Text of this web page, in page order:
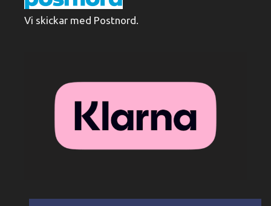
Vi skickar med Postnord.